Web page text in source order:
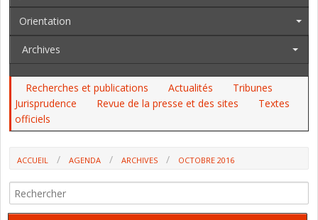
Orientation
Archives
Recherches et publications Actualités
Tribunes
Jurisprudence
Revue de la presse et des sites
Textes
officiels
ACCUEIL AGENDA ARCHIVES OCTOBRE 2016